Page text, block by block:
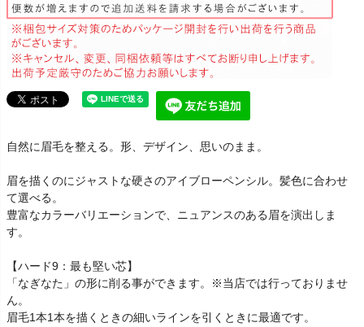
自然に眉毛を整える。形、デザイン、思いのまま。
眉を描くのにジャストな硬さのアイブローペンシル。髪色に合わせ
て選べる。
豊富なカラーバリエーションで、ニュアンスのある眉を演出しま
す。
【ハード9：最も堅い芯】
「なぎなた」の形に削る事ができます。※当店では行っておりませ
ん。
眉毛1本1本を描くときの細いラインを引くときに最適です。